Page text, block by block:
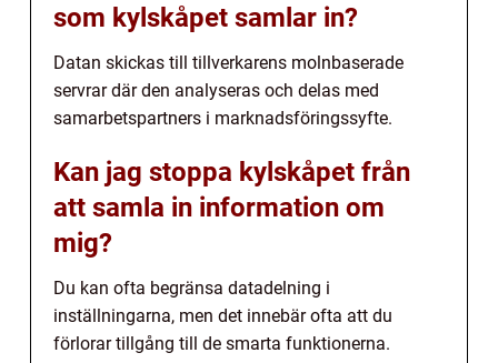
som kylskåpet samlar in?
Datan skickas till tillverkarens molnbaserade
servrar där den analyseras och delas med
samarbetspartners i marknadsföringssyfte.
Kan jag stoppa kylskåpet från
att samla in information om
mig?
Du kan ofta begränsa datadelning i
inställningarna, men det innebär ofta att du
förlorar tillgång till de smarta funktionerna.